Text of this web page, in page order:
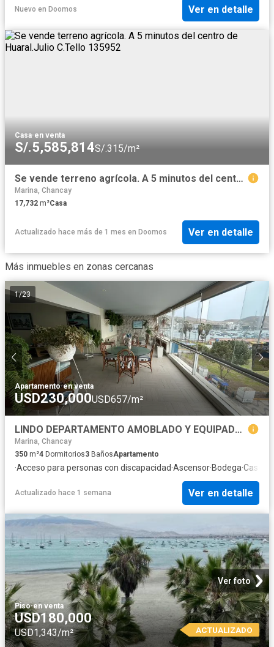
Nuevo en Doomos Ver en detalle
Casa·en venta
S/.5,585,814S/.315/m²
Se vende terreno agrícola. A 5 minutos del centro de Huaral.Julio C.Tello 135952
Marina, Chancay
17,732 m²Casa
Actualizado hace más de 1 mes en Doomos Ver en detalle
Más inmuebles en zonas cercanas
1/23
Apartamento·en venta
USD230,000USD657/m²
LINDO DEPARTAMENTO AMOBLADO Y EQUIPADO LISTO PARA SER OCUPADO, ANCÓN
Marina, Chancay
350 m²4 Dormitorios3 BañosApartamento
·Acceso para personas con discapacidad·Ascensor·Bodega·Caseta
Actualizado hace 1 semana Ver en detalle
Ver foto
Piso·en venta
USD180,000
USD1,343/m² ACTUALIZADO